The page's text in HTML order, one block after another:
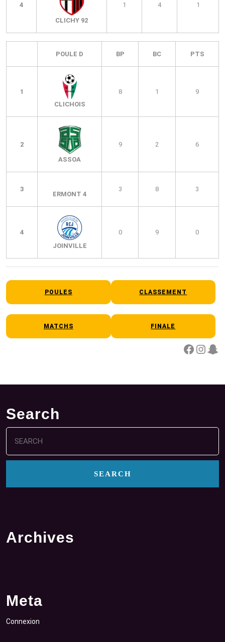
4
CLICHY 92
1 4 1
POULE D BP BC PTS
1
CLICHOIS
8 1 9
2
ASSOA
9 2 6
3
ERMONT 4
3 8 3
4
JOINVILLE
0 9 0
POULES CLASSEMENT
MATCHS FINALE
Facebook InstagramSnapchat
Search
Search
for:
Archives
Meta
Connexion